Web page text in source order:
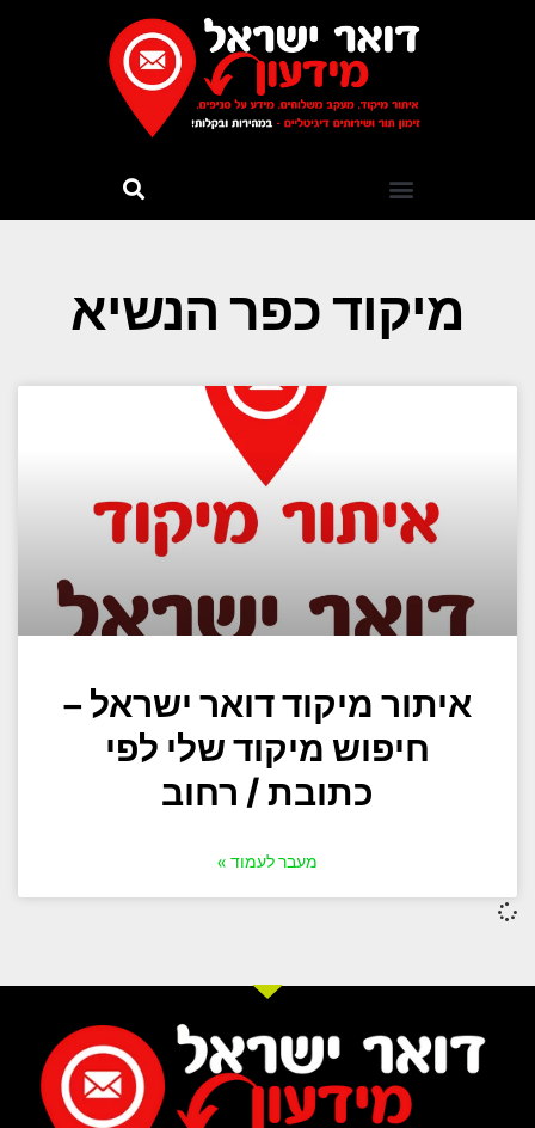
מיקוד כפר הנשיא
איתור מיקוד דואר ישראל –
חיפוש מיקוד שלי לפי
כתובת / רחוב
מעבר לעמוד »